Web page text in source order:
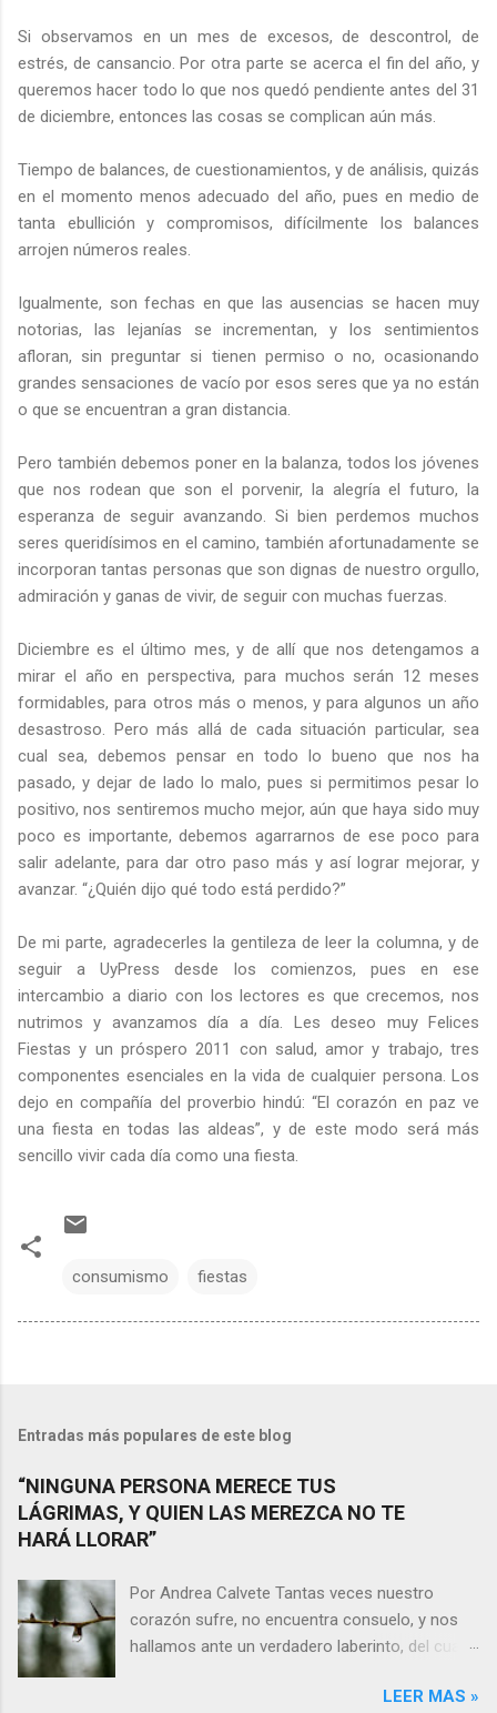
Si observamos en un mes de excesos, de descontrol, de
estrés, de cansancio. Por otra parte se acerca el fin del año, y
queremos hacer todo lo que nos quedó pendiente antes del 31
de diciembre, entonces las cosas se complican aún más.
Tiempo de balances, de cuestionamientos, y de análisis, quizás
en el momento menos adecuado del año, pues en medio de
tanta ebullición y compromisos, difícilmente los balances
arrojen números reales.
Igualmente, son fechas en que las ausencias se hacen muy
notorias, las lejanías se incrementan, y los sentimientos
afloran, sin preguntar si tienen permiso o no, ocasionando
grandes sensaciones de vacío por esos seres que ya no están
o que se encuentran a gran distancia.
Pero también debemos poner en la balanza, todos los jóvenes
que nos rodean que son el porvenir, la alegría el futuro, la
esperanza de seguir avanzando. Si bien perdemos muchos
seres queridísimos en el camino, también afortunadamente se
incorporan tantas personas que son dignas de nuestro orgullo,
admiración y ganas de vivir, de seguir con muchas fuerzas.
Diciembre es el último mes, y de allí que nos detengamos a
mirar el año en perspectiva, para muchos serán 12 meses
formidables, para otros más o menos, y para algunos un año
desastroso. Pero más allá de cada situación particular, sea
cual sea, debemos pensar en todo lo bueno que nos ha
pasado, y dejar de lado lo malo, pues si permitimos pesar lo
positivo, nos sentiremos mucho mejor, aún que haya sido muy
poco es importante, debemos agarrarnos de ese poco para
salir adelante, para dar otro paso más y así lograr mejorar, y
avanzar. “¿Quién dijo qué todo está perdido?”
De mi parte, agradecerles la gentileza de leer la columna, y de
seguir a UyPress desde los comienzos, pues en ese
intercambio a diario con los lectores es que crecemos, nos
nutrimos y avanzamos día a día. Les deseo muy Felices
Fiestas y un próspero 2011 con salud, amor y trabajo, tres
componentes esenciales en la vida de cualquier persona. Los
dejo en compañía del proverbio hindú: “El corazón en paz ve
una fiesta en todas las aldeas”, y de este modo será más
sencillo vivir cada día como una fiesta.
consumismo fiestas
Entradas más populares de este blog
“NINGUNA PERSONA MERECE TUS
LÁGRIMAS, Y QUIEN LAS MEREZCA NO TE
HARÁ LLORAR”
Por Andrea Calvete Tantas veces nuestro
corazón sufre, no encuentra consuelo, y nos
hallamos ante un verdadero laberinto, del cual
razones pierden el sentido, y las respuestas se
LEER MAS »